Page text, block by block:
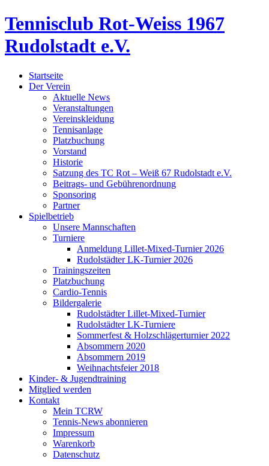
Tennisclub Rot-Weiss 1967
Rudolstadt e.V.
Startseite
Der Verein
Aktuelle News
Veranstaltungen
Vereinskleidung
Tennisanlage
Platzbuchung
Vorstand
Historie
Satzung des TC Rot – Weiß 67 Rudolstadt e.V.
Beitrags- und Gebührenordnung
Sponsoring
Partner
Spielbetrieb
Unsere Mannschaften
Turniere
Anmeldung Lillet-Mixed-Turnier 2026
Rudolstädter LK-Turnier 2026
Trainingszeiten
Platzbuchung
Cardio-Tennis
Bildergalerie
Rudolstädter Lillet-Mixed-Turnier
Rudolstädter LK-Turniere
Sommerfest & Holzschlägerturnier 2022
Absommern 2020
Absommern 2019
Weihnachtsfeier 2018
Kinder- & Jugendtraining
Mitglied werden
Kontakt
Mein TCRW
Tennis-News abonnieren
Impressum
Warenkorb
Datenschutz